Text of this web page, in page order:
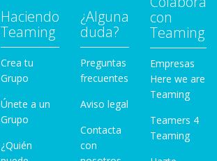
Haciendo
Teaming
Crea tu
Grupo
Únete a un
Grupo
¿Quién
¿Alguna
duda?
Preguntas
frecuentes
Aviso legal
Contacta
con
con
Teaming
Empresas
Here we are
Teaming
Teamers 4
Teaming